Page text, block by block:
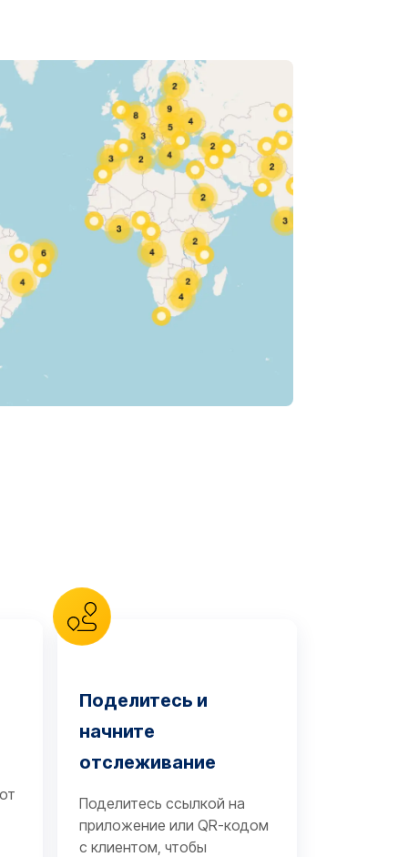
Поделитесь и
начните
отслеживание
Поделитесь ссылкой на
приложение или QR-кодом
с клиентом, чтобы